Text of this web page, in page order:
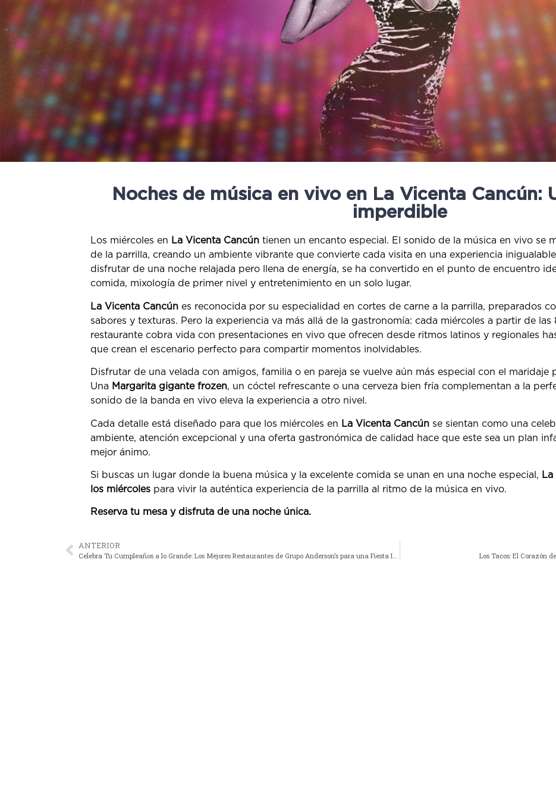
Noches de música en vivo en La Vicenta Cancún:
imperdible
Los miércoles en La Vicenta Cancún tienen un encanto especial. El sonido de la música en vivo se
de la parrilla, creando un ambiente vibrante que convierte cada visita en una experiencia
disfrutar de una noche relajada pero llena de energía, se ha convertido en el punto de encuentro
comida, mixología de primer nivel y entretenimiento en un solo lugar.
La Vicenta Cancún es reconocida por su especialidad en cortes de carne a la parrilla, preparados
sabores y texturas. Pero la experiencia va más allá de la gastronomía: cada miércoles a partir de las
restaurante cobra vida con presentaciones en vivo que ofrecen desde ritmos latinos y regionales
que crean el escenario perfecto para compartir momentos inolvidables.
Disfrutar de una velada con amigos, familia o en pareja se vuelve aún más especial con el maridaje
Una Margarita gigante frozen, un cóctel refrescante o una cerveza bien fría complementan a la
sonido de la banda en vivo eleva la experiencia a otro nivel.
Cada detalle está diseñado para que los miércoles en La Vicenta Cancún se sientan como una
ambiente, atención excepcional y una oferta gastronómica de calidad hace que este sea un plan
mejor ánimo.
Si buscas un lugar donde la buena música y la excelente comida se unan en una noche especial,
los miércoles para vivir la auténtica experiencia de la parrilla al ritmo de la música en vivo.
Reserva tu mesa y disfruta de una noche única.
ANTERIOR
Los Tacos: El Corazón